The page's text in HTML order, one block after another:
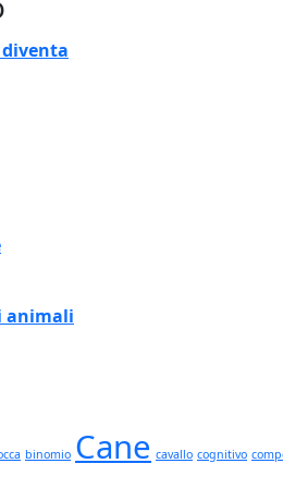
diventa
animali
binomio Cane cavallo cognitivo